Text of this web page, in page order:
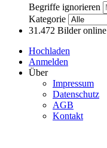
Begriffe ignorieren
Kategorie
31.472 Bilder online
Hochladen
Anmelden
Über
Impressum
Datenschutz
AGB
Kontakt